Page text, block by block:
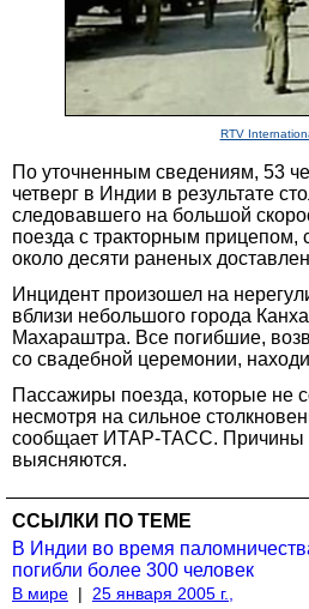
RTV
По уточненным сведениям, 53
четверг в Индии в результате
следовавшего на большой
поезда с тракторным
около десяти раненых
Инцидент произошел на
вблизи небольшого города
Махараштра. Все погибшие,
со свадебной церемонии,
Пассажиры поезда, которые не
несмотря на сильное
сообщает ИТАР-ТАСС. Причины
выясняются.
ССЫЛКИ ПО ТЕМЕ
В Индии во время
погибли более 300 человек
В мире | 25 января 2005 г.,